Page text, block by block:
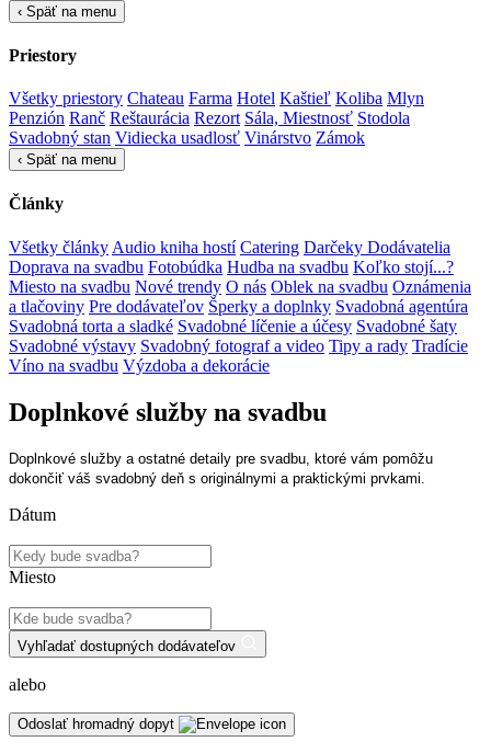
‹ Späť na menu
Priestory
Všetky priestory Chateau Farma Hotel Kaštieľ Koliba Mlyn
Penzión Ranč Reštaurácia Rezort Sála, Miestnosť Stodola
Svadobný stan Vidiecka usadlosť Vinárstvo Zámok
‹ Späť na menu
Články
Všetky články Audio kniha hostí Catering Darčeky Dodávatelia
Doprava na svadbu Fotobúdka Hudba na svadbu Koľko stojí...?
Miesto na svadbu Nové trendy O nás Oblek na svadbu Oznámenia
a tlačoviny Pre dodávateľov Šperky a doplnky Svadobná agentúra
Svadobná torta a sladké Svadobné líčenie a účesy Svadobné šaty
Svadobné výstavy Svadobný fotograf a video Tipy a rady Tradície
Víno na svadbu Výzdoba a dekorácie
Doplnkové služby na svadbu
Doplnkové služby a ostatné detaily pre svadbu, ktoré vám pomôžu
dokončiť váš svadobný deň s originálnymi a praktickými prvkami.
Dátum
Miesto
Vyhľadať dostupných dodávateľov
alebo
Odoslať hromadný dopyt